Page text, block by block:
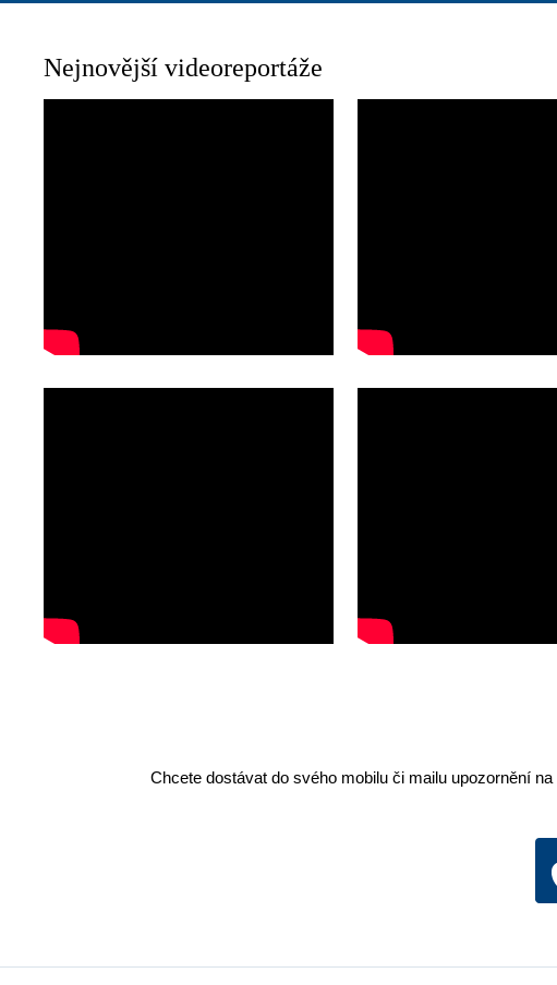
Nejnovější videoreportáže
Chcete dostávat do svého mobilu či mailu upozornění